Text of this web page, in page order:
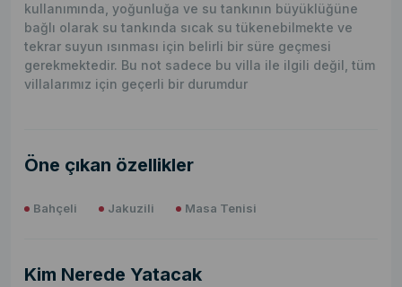
kullanımında, yoğunluğa ve su tankının büyüklüğüne
bağlı olarak su tankında sıcak su tükenebilmekte ve
tekrar suyun ısınması için belirli bir süre geçmesi
gerekmektedir. Bu not sadece bu villa ile ilgili değil, tüm
villalarımız için geçerli bir durumdur
Öne çıkan özellikler
Bahçeli Jakuzili Masa Tenisi
Kim Nerede Yatacak